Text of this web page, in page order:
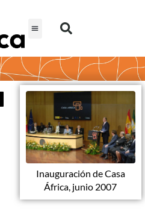
Inauguración de Casa
África, junio 2007